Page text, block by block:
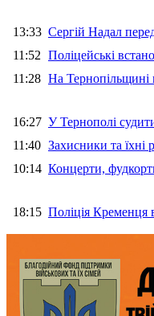
13:33 Сергій Надал
11:52 Поліцейські
11:28 На Тернопільщині
16:27 У Тернополі
11:40 Захисники та їхні
10:14 Концерти,
18:15 Поліція Кременця